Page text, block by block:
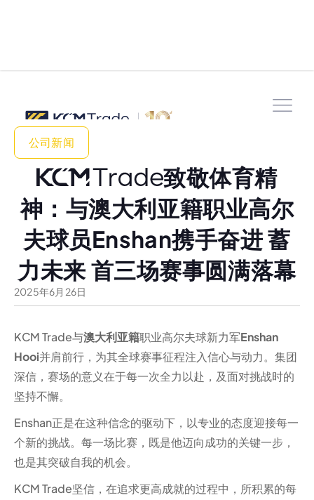
公司新闻
致敬体育精
神：与澳大利亚籍职业高尔
夫球员Enshan携手奋进 蓄
力未来 首三场赛事圆满落幕
2025年6月 26日
KCM Trade与澳大利亚籍职业高尔夫球新力军Enshan
Hooi并肩前行，为其全球赛事征程注入信心与动力。集团
深信，赛场的意义在于每一次全力以赴，及面对挑战时的
坚持不懈。
Enshan正是在这种信念的驱动下，以专业的态度迎接每一
个新的挑战。每一场比赛，既是他迈向成功的关键一步，
也是其突破自我的机会。
KCM Trade坚信，在追求更高成就的过程中，所积累的每